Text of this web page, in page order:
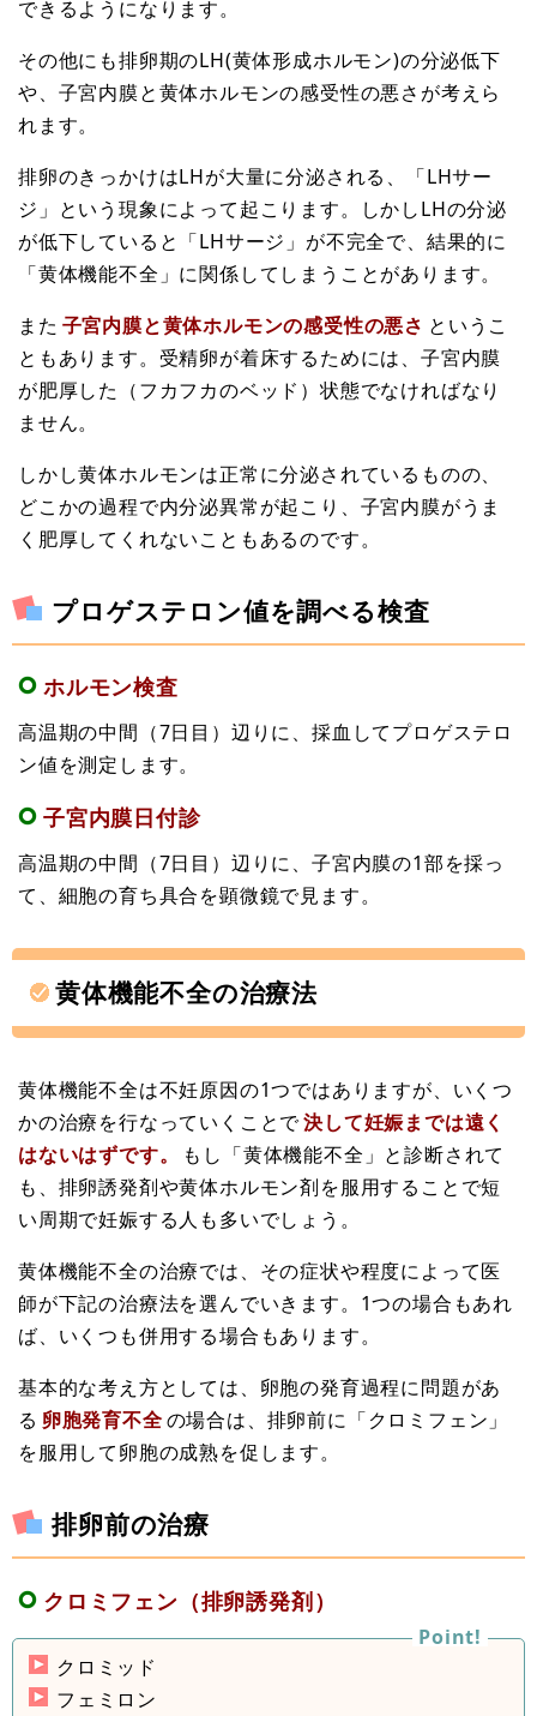
できるようになります。
その他にも排卵期のLH(黄体形成ホルモン)の分泌低下
や、子宮内膜と黄体ホルモンの感受性の悪さが考えら
れます。
排卵のきっかけはLHが大量に分泌される、「LHサー
ジ」という現象によって起こります。しかしLHの分泌
が低下していると「LHサージ」が不完全で、結果的に
「黄体機能不全」に関係してしまうことがあります。
また 子宮内膜と黄体ホルモンの感受性の悪さ というこ
ともあります。受精卵が着床するためには、子宮内膜
が肥厚した（フカフカのベッド）状態でなければなり
ません。
しかし黄体ホルモンは正常に分泌されているものの、
どこかの過程で内分泌異常が起こり、子宮内膜がうま
く肥厚してくれないこともあるのです。
プロゲステロン値を調べる検査
ホルモン検査
高温期の中間（7日目）辺りに、採血してプロゲステロ
ン値を測定します。
子宮内膜日付診
高温期の中間（7日目）辺りに、子宮内膜の1部を採っ
て、細胞の育ち具合を顕微鏡で見ます。
黄体機能不全の治療法
黄体機能不全は不妊原因の1つではありますが、いくつ
かの治療を行なっていくことで決して妊娠までは遠く
はないはずです。
もし「黄体機能不全」と診断されて
も、排卵誘発剤や黄体ホルモン剤を服用することで短
い周期で妊娠する人も多いでしょう。
黄体機能不全の治療では、その症状や程度によって医
師が下記の治療法を選んでいきます。1つの場合もあれ
ば、いくつも併用する場合もあります。
基本的な考え方としては、卵胞の発育過程に問題があ
る 卵胞発育不全の場合は、排卵前に「クロミフェン」
を服用して卵胞の成熟を促します。
排卵前の治療
クロミフェン（排卵誘発剤）
クロミッド
フェミロン